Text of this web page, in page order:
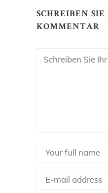
SCHREIBEN SIE
KOMMENTAR